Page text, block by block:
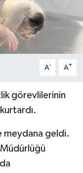
A- A+
görevlilerinin
meydana geldi.